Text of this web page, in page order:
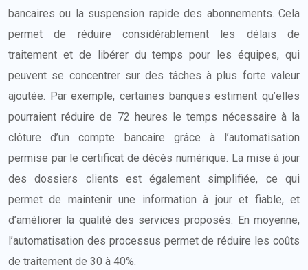
bancaires ou la suspension rapide des abonnements. Cela
permet de réduire considérablement les délais de
traitement et de libérer du temps pour les équipes, qui
peuvent se concentrer sur des tâches à plus forte valeur
ajoutée. Par exemple, certaines banques estiment qu’elles
pourraient réduire de 72 heures le temps nécessaire à la
clôture d’un compte bancaire grâce à l’automatisation
permise par le certificat de décès numérique. La mise à jour
des dossiers clients est également simplifiée, ce qui
permet de maintenir une information à jour et fiable, et
d’améliorer la qualité des services proposés. En moyenne,
l’automatisation des processus permet de réduire les coûts
de traitement de 30 à 40%.